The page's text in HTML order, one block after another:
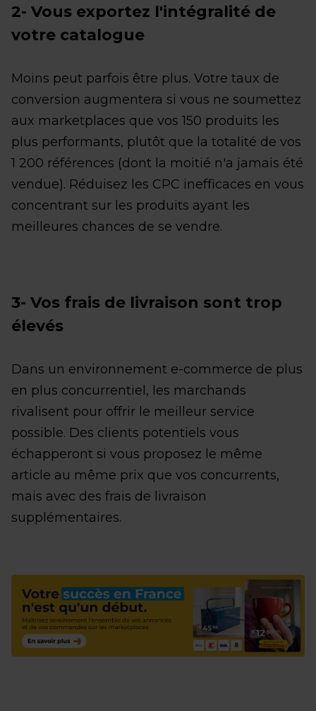
2- Vous exportez l'intégralité de
votre catalogue
Moins peut parfois être plus. Votre taux de
conversion augmentera si vous ne soumettez
aux marketplaces que vos 150 produits les
plus performants, plutôt que la totalité de vos
1 200 références (dont la moitié n'a jamais été
vendue). Réduisez les CPC inefficaces en vous
concentrant sur les produits ayant les
meilleures chances de se vendre.
3- Vos frais de livraison sont trop
élevés
Dans un environnement e-commerce de plus
en plus concurrentiel, les marchands
rivalisent pour offrir le meilleur service
possible. Des clients potentiels vous
échapperont si vous proposez le même
article au même prix que vos concurrents,
mais avec des frais de livraison
supplémentaires.